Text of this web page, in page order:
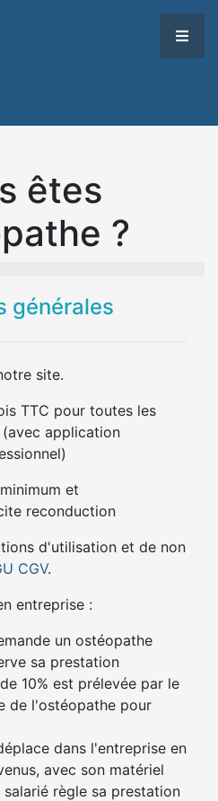
êtes
?
générales
site.
TTC pour toutes les
application
et
reconduction
d'utilisation et de non
CGV.
entreprise :
un ostéopathe
sa prestation
10% est prélevée par le
de l'ostéopathe pour
dans l'entreprise en
avec son matériel
règle sa prestation